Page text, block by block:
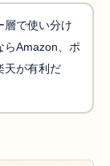
層で使い分け
らAmazon、ポ
天が有利だ